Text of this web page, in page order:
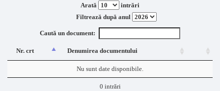
Arată
intrări
Filtrează după anul
Caută un document:
Nr. crt Denumirea documentului
Nu sunt date disponibile.
0 intrări